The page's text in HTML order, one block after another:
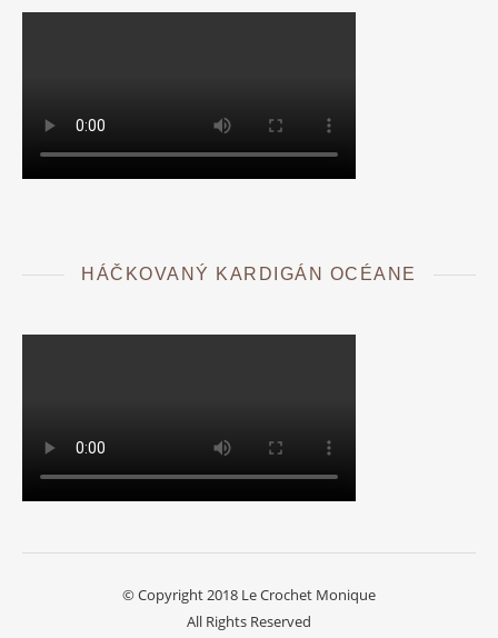
HÁČKOVANÝ KARDIGÁN OCÉANE
© Copyright 2018 Le Crochet Monique
All Rights Reserved